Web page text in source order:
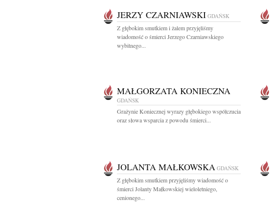
JERZY CZARNIAWSKI GDAŃSK
Z głębokim smutkiem i żalem przyjęliśmy
wiadomość o śmierci Jerzego Czarniawskiego
wybitnego...
MAŁGORZATA KONIECZNA
GDAŃSK
Grażynie Koniecznej wyrazy głębokiego współczucia
oraz słowa wsparcia z powodu śmierci...
JOLANTA MAŁKOWSKA GDAŃSK
Z głębokim smutkiem przyjęliśmy wiadomość o
śmierci Jolanty Małkowskiej wieloletniego,
cenionego...